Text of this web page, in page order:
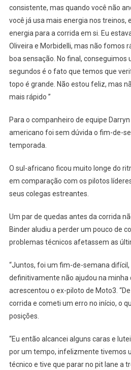
consistente, mas quando você não
você já usa mais energia nos treinos,
energia para a corrida em si. Eu
Oliveira e Morbidelli, mas não fomos
boa sensação. No final, conseguimos
segundos é o fato que temos que
topo é grande. Não estou feliz, mas
mais rápido ”
Para o companheiro de equipe Darryn
americano foi sem dúvida o fim-de-
temporada.
O sul-africano ficou muito longe do
em comparação com os pilotos
seus colegas estreantes.
Um par de quedas antes da corrida
Binder aludiu a perder um pouco de
problemas técnicos afetassem as
“Juntos, foi um fim-de-semana difícil,
definitivamente não ajudou na minha
acrescentou o ex-piloto de Moto3.
corrida e cometi um erro no início, o
posições.
“Eu então alcancei alguns caras e
por um tempo, infelizmente tivemos
técnico e tive que parar no pit lane a